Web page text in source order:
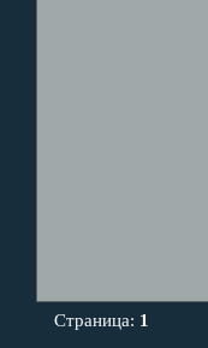
Страница: 1